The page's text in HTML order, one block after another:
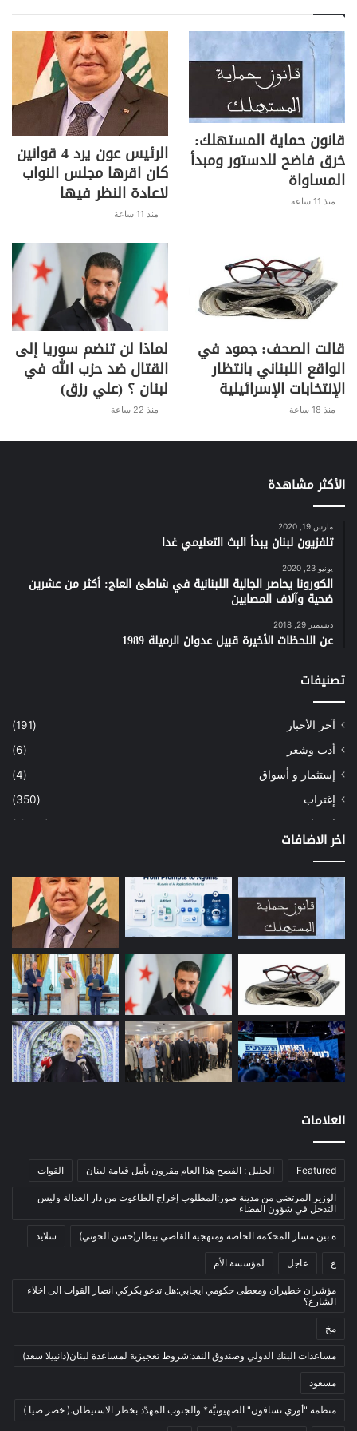
قانون حماية المستهلك:
خرق فاضح للدستور ومبدأ
المساواة
منذ 11 ساعة
الرئيس عون يرد 4 قوانين
كان اقرها مجلس النواب
لاعادة النظر فيها
منذ 11 ساعة
قالت الصحف: جمود في
الواقع اللبناني بانتظار
الإنتخابات الإسرائيلية
منذ 18 ساعة
لماذا لن تنضم سوريا إلى
القتال ضد حزب الله في
لبنان ؟ (علي رزق)
منذ 22 ساعة
الأكثر مشاهدة
مارس 19, 2020
تلفزيون لبنان يبدأ البث التعليمي غدا
يونيو 23, 2020
الكورونا يحاصر الجالية اللبنانية في شاطئ العاج: أكثر من عشرين
ضحية وآلاف المصابين
ديسمبر 29, 2018
عن اللحظات الأخيرة قبيل عدوان الرميلة 1989
تصنيفات
آخر الأخبار
(191)
أدب وشعر
(6)
إستثمار و أسواق
(4)
إغتراب
(350)
إقتصاد
(1٬040)
إعمار
(3)
بيئة
(16)
دراسة
(24)
(12)
مصارف
(168)
معادن
(1)
موازنة
(4)
نفط
(91)
اتصالات
(26)
الرئيسية
العالم العربي
المحكمة الخاصة
بيئة
أدب وشعر
إعلام
بروفايل
في مثل هذا اليوم
(79)
اخر الاضافات
العلامات
Featured الخليل : الفصح هذا العام مقرون بأمل قيامة لبنان القوات
الوزير المرتضى من مدينة صور:المطلوب إخراج الطاغوت من دار العدالة وليس
التدخل في شؤون القضاء
ة بين مسار المحكمة الخاصة ومنهجية القاضي بيطار(حسن الجوني) سلايد
ع عاجل لمؤسسة الأم
مؤشران خطيران ومعطى حكومي ايجابي:هل تدعو بكركي انصار القوات الى اخلاء
الشارع؟
مخ
مساعدات البنك الدولي وصندوق النقد:شروط تعجيزية لمساعدة لبنان(دانييلا سعد)
مسعود
منظمة "أوري تسافون" الصهيونيَّة* والجنوب المهدّد بخطر الاستيطان.( خضر ضيا )